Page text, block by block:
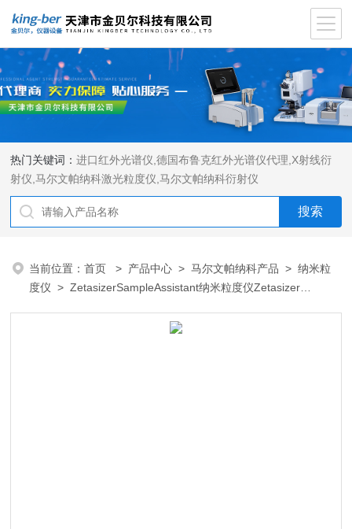
热门关键词：进口红外光谱仪 ,德国布鲁克红外光谱仪代理 X射线衍
射仪 ,马尔文帕纳科激光粒度仪 ,马尔文帕纳科衍射仪
当前位置：首页 > 产品中心 >马尔文帕纳科产品 >纳米粒
度仪 > ZetasizerSampleAssistant纳米粒度仪Zetasizer